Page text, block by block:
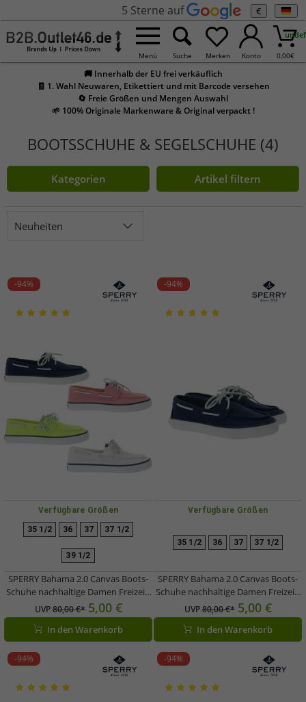
5 Sterne auf €
Menü Suche Merken Konto 0,00€
🚚 Innerhalb der EU frei verkäuflich
🧾 1. Wahl Neuwaren, Etikettiert und mit Barcode versehen
🔄 Freie Größen und Mengen Auswahl
🌱 100% Originale Markenware & Original verpackt !
BOOTSSCHUHE & SEGELSCHUHE (4)
Kategorien Artikel filtern
Neuheiten
-94%
Verfügbare Größen
35 1/2 36 37 37 1/2
39 1/2
SPERRY Bahama 2.0 Canvas Boots-
Schuhe nachhaltige Damen Freizeit-
Schuhe mit Memory-Schaum Sohle
Navy, Weiß, Rosa oder Lime-Grün
UVP80,00 €* 5,00 €
In den Warenkorb
-94%
Verfügbare Größen
35 1/2 36 37 37 1/2
SPERRY Bahama 2.0 Canvas Boots-
Schuhe nachhaltige Damen Freizeit-
Schuhe mit Memory-Schaum Sohle
STS88706 Navy
UVP80,00 €* 5,00 €
In den Warenkorb
-94% -94%